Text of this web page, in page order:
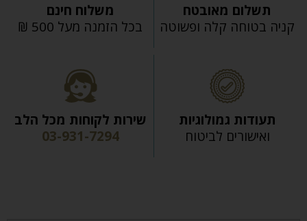
תשלום מאובטח
קניה בטוחה קלה ופשוטה
משלוח חינם
בכל הזמנה מעל 500 ₪
תעודות גמולוגיות
ואישורים לביטוח
שירות לקוחות מכל הלב
03-931-7294